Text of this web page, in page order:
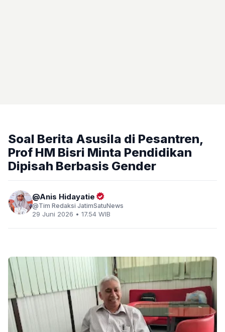
Soal Berita Asusila di Pesantren,
Prof HM Bisri Minta Pendidikan
Dipisah Berbasis Gender
Anis Hidayatie
Tim Redaksi JatimSatuNews
29 Juni 2026 • 17.54 WIB